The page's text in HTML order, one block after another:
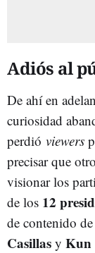
Adiós al
De ahí en
curiosidad
perdió viewers
precisar que
visionar los
de los 12
de contenido
Casillas y Kun